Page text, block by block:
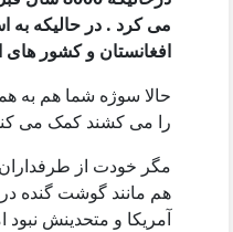
می کرد . در حالیکه به
افغانستان و کشور های
حالا سوژه شما هم به
را می کشند کمک می
مگر خودت از
هم مانند گوشت گنده
آمریکا و متحدینش نبود